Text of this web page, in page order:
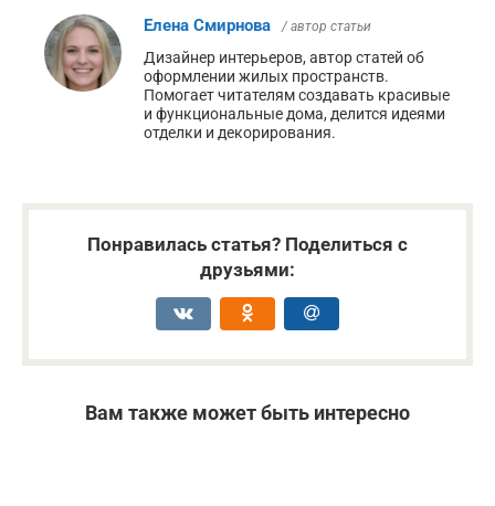
Елена Смирнова / автор статьи
Дизайнер интерьеров, автор статей об
оформлении жилых пространств.
Помогает читателям создавать красивые
и функциональные дома, делится идеями
отделки и декорирования.
Понравилась статья? Поделиться с
друзьями:
Вам также может быть интересно